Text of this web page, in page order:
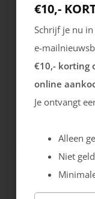
€10,-
Schrijf je nu
e-
€10,- korting
online
Je ontvangt
Alleen
Niet